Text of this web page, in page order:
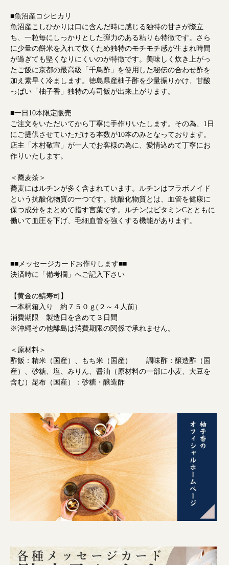
■魚沼産コシヒカリ
魚沼産こしひかりは口に含んだ時に感じる独特の甘さが際立
ち、一粒毎にしっかりとした弾力のある粘りも特徴です。さら
に少量の餅米を入れて炊くため独特のモチモチ感が生まれ時間
が過ぎても堅くなりにくいのが特徴です。美味しく炊き上がっ
たご飯に京都の最高級「千鳥酢」を使用した秘伝の合わせ酢を
加え素早く冷まします。徳島県産柚子酢を少量振りかけ、甘酸
っぱい「柚子香」独特の寿司飯が出来上がります。
■一日10本限定販売
ご注文をいただいてから丁寧に手作りいたします。その為、1日
にご提供させていただける本数が10本のみとなっております。
店主「木村敬宣」が一人でお客様の為に、愛情込めて丁寧にお
作りいたします。
＜蕎麦茶＞
蕎麦にはルチンが多く含まれています。ルチンはフラボノイド
という抗酸化物質の一つです。抗酸化物質とは、血管を健康に
保つ成分をまとめて指す言葉です。ルチンはビタミンCとともに
働いて血圧を下げ、毛細血管を強くする機能があります。
■■メッセージカードお作りします■■
決済時に「備考欄」へご記入下さい
【黄金の鯖寿司】
一本桐箱入り 約７５０ｇ(２～４人前）
消費期限 製造日を含めて３日間
※沖縄その他離島は消費期限の関係で承れません。
＜原材料＞
酢飯：精米（国産）、もち米（国産） 調味酢：醸造酢（国
産）、砂糖、塩、みりん、醤油（原材料の一部に小麦、大豆を
含む）昆布（国産）：砂糖・醸造酢